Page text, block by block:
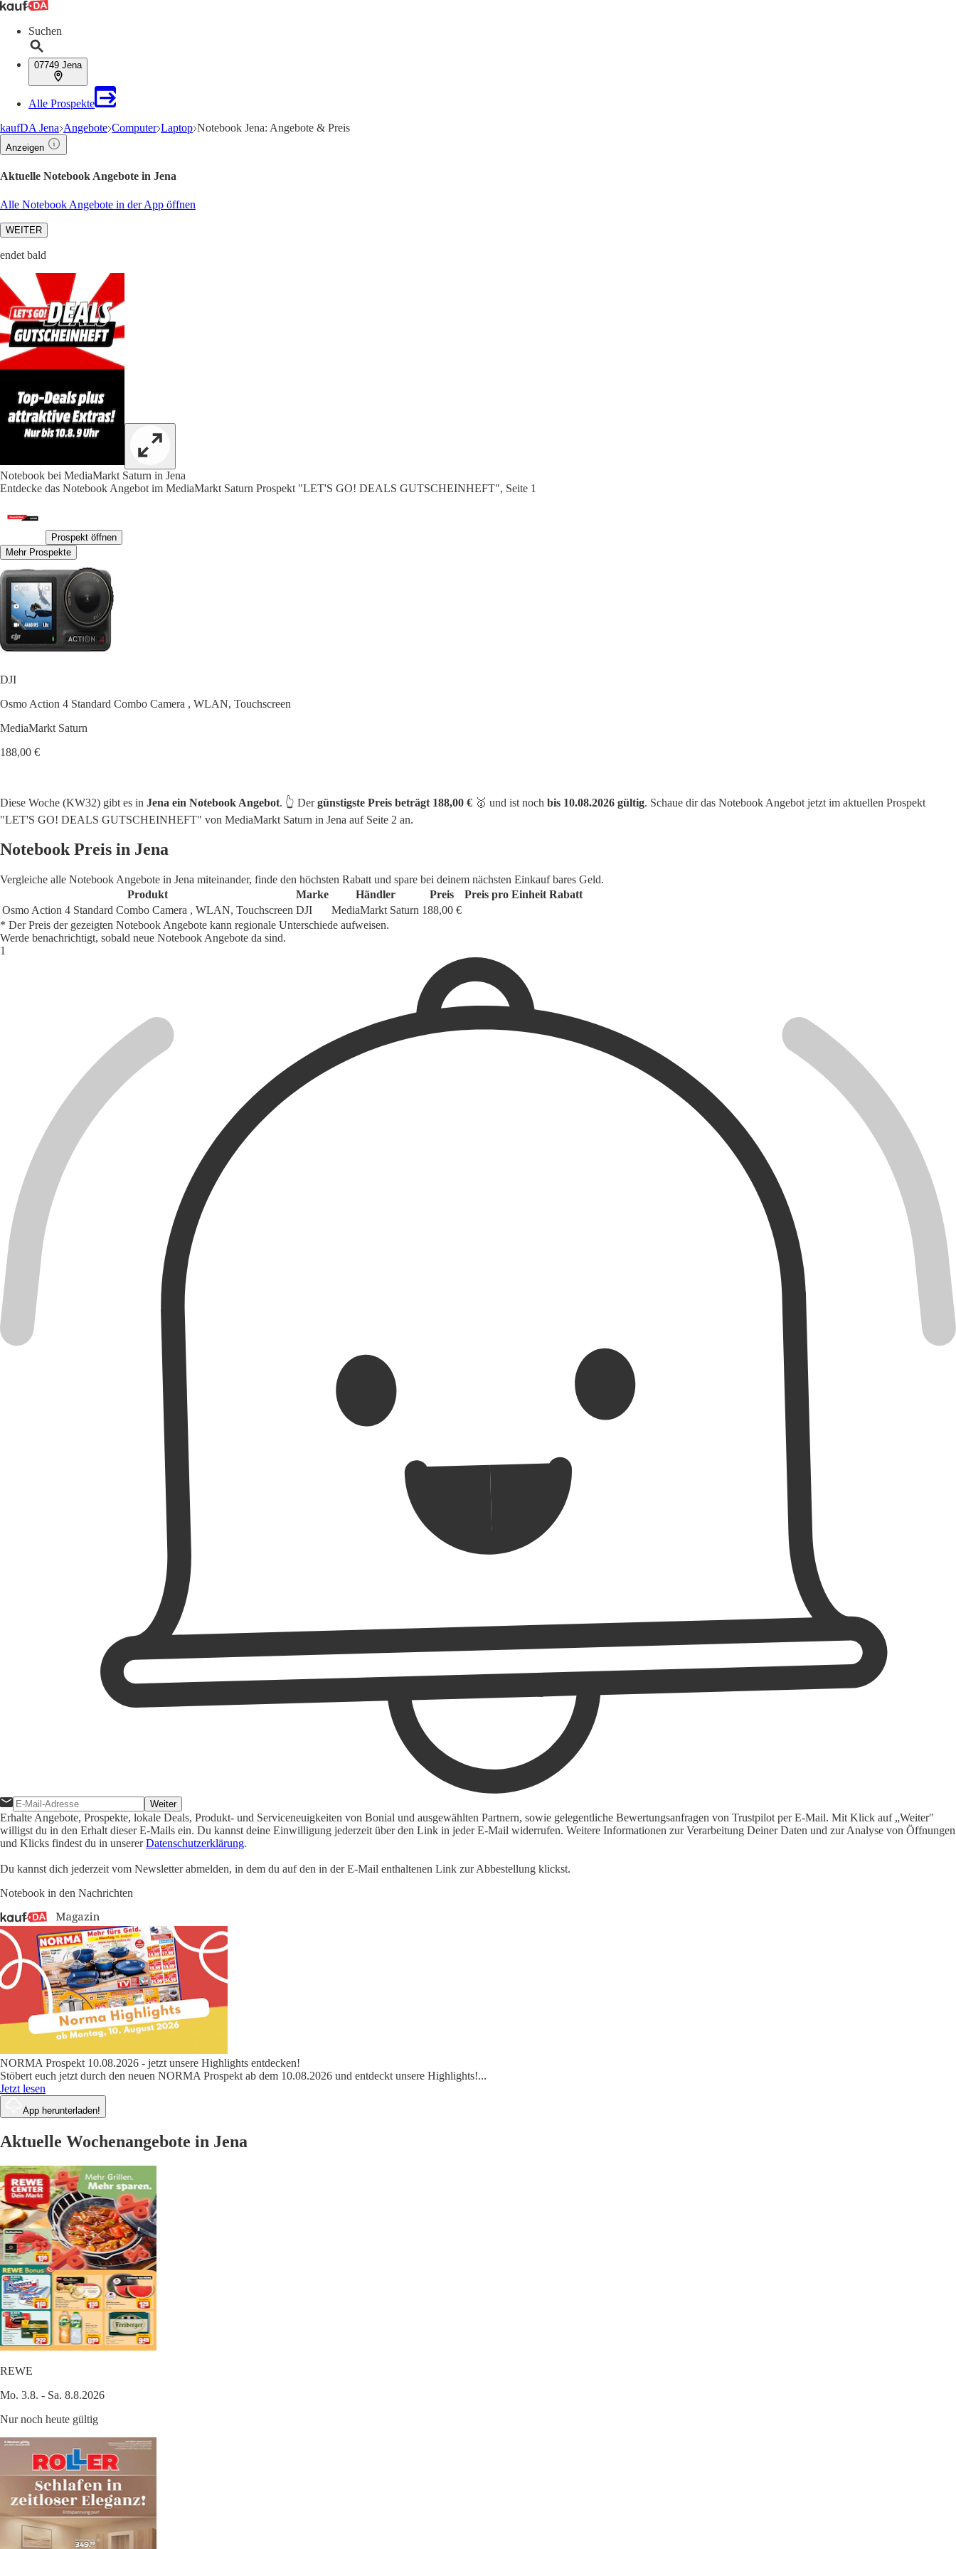
Suchen
07749 Jena
Alle Prospekte
kaufDA Jena Angebote Computer Laptop Notebook Jena: Angebote & Preis
Anzeigen
Aktuelle Notebook Angebote in Jena
Alle Notebook Angebote in der App öffnen
WEITER
endet bald
Notebook bei MediaMarkt Saturn in Jena
Entdecke das Notebook Angebot im MediaMarkt Saturn Prospekt "LET'S GO! DEALS GUTSCHEINHEFT", Seite 1
Prospekt öffnen
Mehr Prospekte
DJI
Osmo Action 4 Standard Combo Camera , WLAN, Touchscreen
MediaMarkt Saturn
188,00 €
Diese Woche (KW32) gibt es in Jena ein Notebook Angebot. 👆 Dergünstigste Preis beträgt 188,00 € 🥇 und ist noch bis 10.08.2026 gültig. Schaue dir das Notebook Angebot jetzt im aktuellen Prospekt
"LET'S GO! DEALS GUTSCHEINHEFT" von MediaMarkt Saturn in Jena auf Seite 2 an.
Notebook Preis in Jena
Vergleiche alle Notebook Angebote in Jena miteinander, finde den höchsten Rabatt und spare bei deinem nächsten Einkauf bares Geld.
Produkt
Marke Händler Preis Preis pro Einheit Rabatt
Osmo Action 4 Standard Combo Camera , WLAN, Touchscreen DJI MediaMarkt Saturn 188,00 €
* Der Preis der gezeigten Notebook Angebote kann regionale Unterschiede aufweisen.
Werde benachrichtigt, sobald neue Notebook Angebote da sind.
Weiter
Erhalte Angebote, Prospekte, lokale Deals, Produkt- und Serviceneuigkeiten von Bonial und ausgewählten Partnern, sowie gelegentliche Bewertungsanfragen von Trustpilot per E-Mail. Mit Klick auf „Weiter"
willigst du in den Erhalt dieser E-Mails ein. Du kannst deine Einwilligung jederzeit über den Link in jeder E-Mail widerrufen. Weitere Informationen zur Verarbeitung Deiner Daten und zur Analyse von Öffnungen
und Klicks findest du in unsererDatenschutzerklärung.
Du kannst dich jederzeit vom Newsletter abmelden, in dem du auf den in der E-Mail enthaltenen Link zur Abbestellung klickst.
Notebook in den Nachrichten
NORMA Prospekt 10.08.2026 - jetzt unsere Highlights entdecken!
Stöbert euch jetzt durch den neuen NORMA Prospekt ab dem 10.08.2026 und entdeckt unsere Highlights!...
Jetzt lesen
App herunterladen!
Aktuelle Wochenangebote in Jena
REWE
Mo. 3.8. - Sa. 8.8.2026
Nur noch heute gültig